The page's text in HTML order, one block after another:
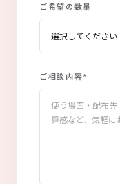
ご希望の数量
ご相談内容*